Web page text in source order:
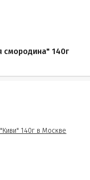
смородина" 140г